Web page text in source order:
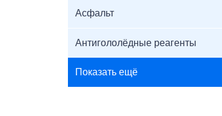
Асфальт
Антигололёдные реагенты
Показать ещё